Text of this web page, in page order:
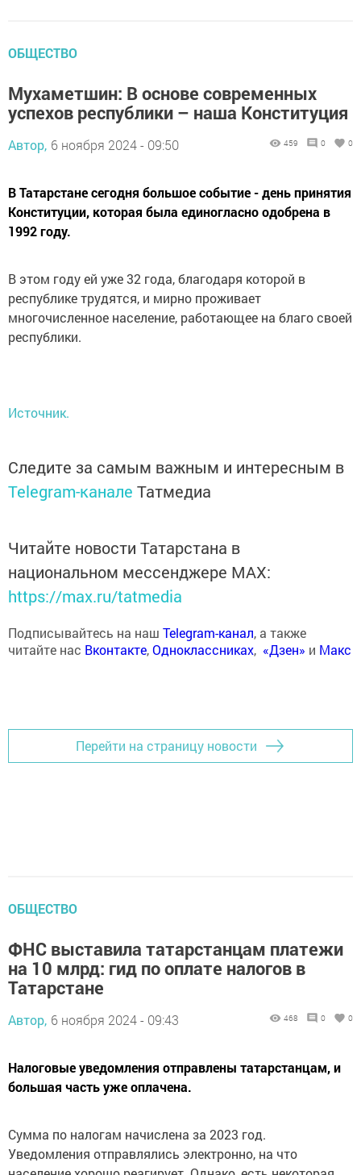
ОБЩЕСТВО
Мухаметшин: В основе современных
успехов республики – наша Конституция
Автор, 6 ноября 2024 - 09:50 459 0 0
В Татарстане сегодня большое событие - день принятия
Конституции, которая была единогласно одобрена в
1992 году.
В этом году ей уже 32 года, благодаря которой в
республике трудятся, и мирно проживает
многочисленное население, работающее на благо своей
республики.
Источник.
Следите за самым важным и интересным в
Telegram-канале Татмедиа
Читайте новости Татарстана в
национальном мессенджере MАХ:
https://max.ru/tatmedia
Подписывайтесь на наш Telegram-канал, а также
читайте нас Вконтакте,Одноклассниках, «Дзен» и Макс
Перейти на страницу новости
ОБЩЕСТВО
ФНС выставила татарстанцам платежи
на 10 млрд: гид по оплате налогов в
Татарстане
Автор, 6 ноября 2024 - 09:43 468 0 0
Налоговые уведомления отправлены татарстанцам, и
большая часть уже оплачена.
Сумма по налогам начислена за 2023 год.
Уведомления отправлялись электронно, на что